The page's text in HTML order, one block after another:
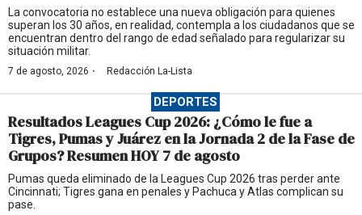
La convocatoria no establece una nueva obligación para quienes
superan los 30 años, en realidad, contempla a los ciudadanos que se
encuentran dentro del rango de edad señalado para regularizar su
situación militar.
7 de agosto, 2026 · Redacción La-Lista
DEPORTES
Resultados Leagues Cup 2026: ¿Cómo le fue a
Tigres, Pumas y Juárez en la Jornada 2 de la Fase de
Grupos? Resumen HOY 7 de agosto
Pumas queda eliminado de la Leagues Cup 2026 tras perder ante
Cincinnati; Tigres gana en penales y Pachuca y Atlas complican su
pase.